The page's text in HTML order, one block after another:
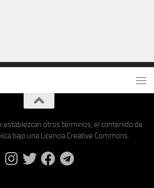
establezcan otros términos, el contenido de
bajo una Licencia Creative Commons.